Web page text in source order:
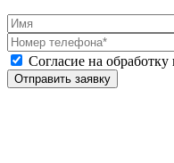
Согласие на